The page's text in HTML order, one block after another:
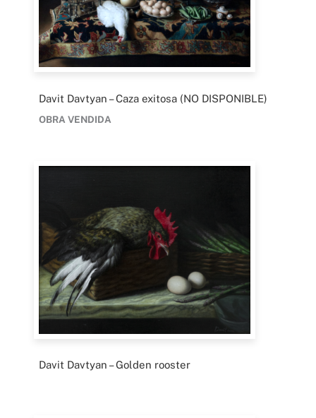
Davit Davtyan – Caza exitosa (NO DISPONIBLE)
OBRA VENDIDA
Davit Davtyan – Golden rooster